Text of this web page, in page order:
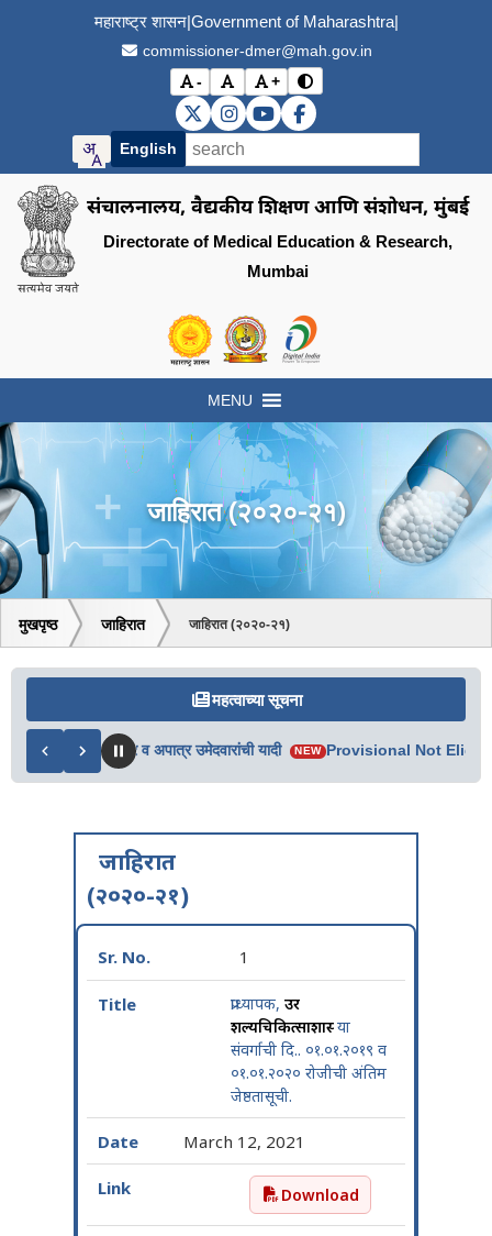
महाराष्ट्र शासन|Government of Maharashtra|
commissioner-dmer@mah.gov.in
-
अक्षर आकार कमी करा (Decrease font size)
मूळ अक्षर आकार (Reset font size)
+
अक्षर आकार वाढवा (Increase font
विरोधाभास मोड बदला
DMER X (Twitter)
DMER Instagram
DMER YouTube
DMER Facebook
English
संचालनालय, वैद्यकीय शिक्षण आणि संशोधन, मुंबई
Directorate of Medical Education & Research,
Mumbai
Visit the Government of Maharashtra
Visit the Directorate of
MENU
जाहिरात (२०२०-२१)
मुखपृष्ठ जाहिरात जाहिरात (२०२०-२१)
महत्वाच्या सूचना
फेरीतील पात्र व अपात्र उमेदवारांची यादी NEW Provisional Not Eligible
जाहिरात
(२०२०-२१)
1
प्राध्यापक, उर
शल्यचिकित्साशास्त्रया
संवर्गाची दि.. ०१.०१.२०१९ व
०१.०१.२०२० रोजीची अंतिम
जेष्ठतासूची.
March 12, 2021
प्राध्यापक, उर
Download